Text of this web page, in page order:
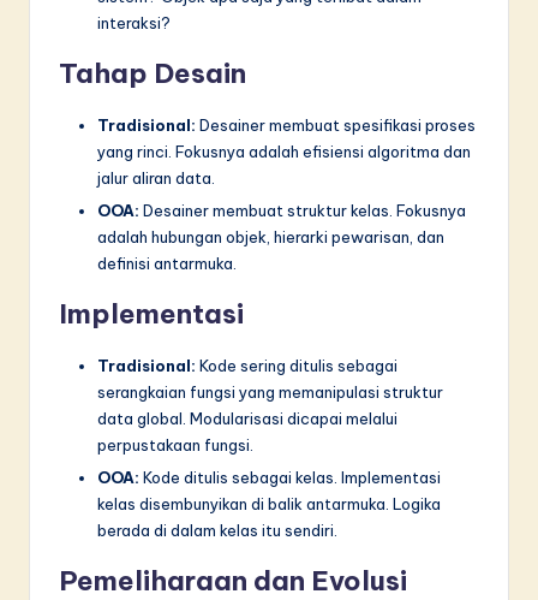
interaksi?
Tahap Desain
Tradisional: Desainer membuat spesifikasi proses
yang rinci. Fokusnya adalah efisiensi algoritma dan
jalur aliran data.
OOA: Desainer membuat struktur kelas. Fokusnya
adalah hubungan objek, hierarki pewarisan, dan
definisi antarmuka.
Implementasi
Tradisional: Kode sering ditulis sebagai
serangkaian fungsi yang memanipulasi struktur
data global. Modularisasi dicapai melalui
perpustakaan fungsi.
OOA: Kode ditulis sebagai kelas. Implementasi
kelas disembunyikan di balik antarmuka. Logika
berada di dalam kelas itu sendiri.
Pemeliharaan dan Evolusi